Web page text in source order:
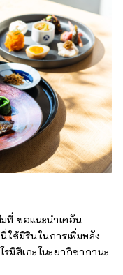
ที่ ขอแนะนำเคอัน
ช้มิรินในการเพิ่มพลัง
มิสึเกะโนะยากิซากานะ